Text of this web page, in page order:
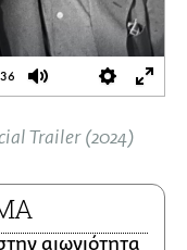
Mute Settings
Trailer (2024)